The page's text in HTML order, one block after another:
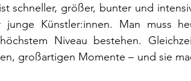
schneller, größer, bunter und
Künstler:innen. Man muss
Niveau bestehen.
großartigen Momente – und sie